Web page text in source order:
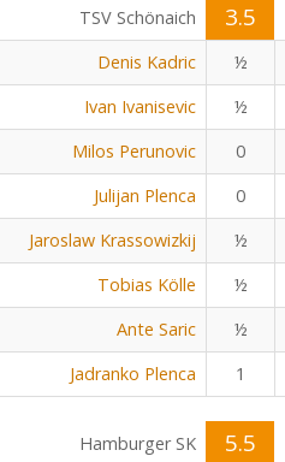
TSV Schönaich 3.5
Denis Kadric ½
Ivan Ivanisevic ½
Milos Perunovic 0
Julijan Plenca 0
Jaroslaw Krassowizkij ½
Tobias Kölle ½
Ante Saric ½
Jadranko Plenca 1
Hamburger SK 5.5